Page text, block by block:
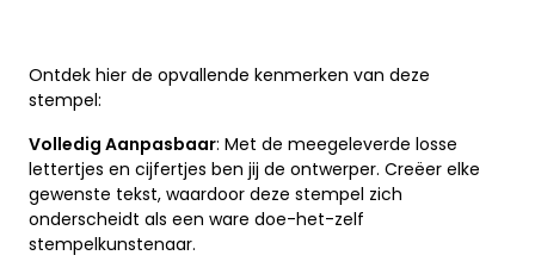
Ontdek hier de opvallende kenmerken van deze
stempel:
Volledig Aanpasbaar: Met de meegeleverde losse
lettertjes en cijfertjes ben jij de ontwerper. Creëer elke
gewenste tekst, waardoor deze stempel zich
onderscheidt als een ware doe-het-zelf
stempelkunstenaar.